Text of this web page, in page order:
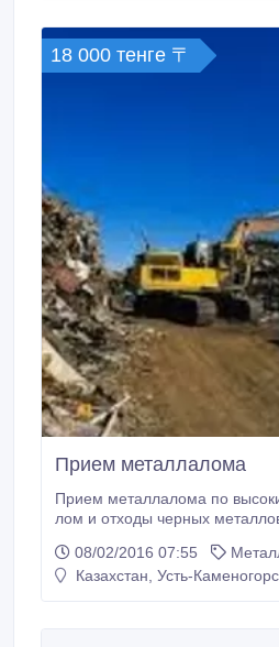
18 000 тенге 〒
Прием металлалома
Прием металлалома по
лом и отходы черных
погрузка разгрузка быстрый
08/02/2016 07:55
Казахстан, Усть-